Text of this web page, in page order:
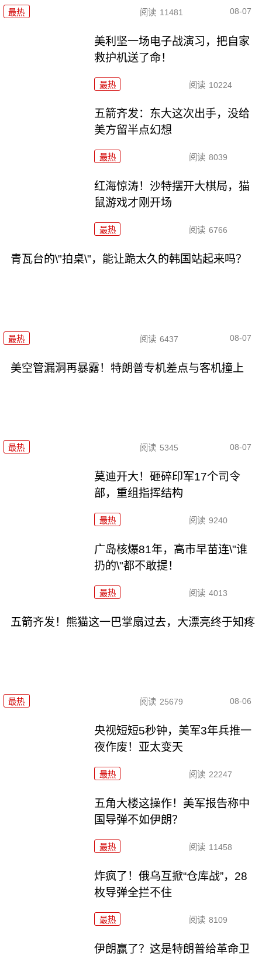
最热 阅读 11481 08-07
美利坚一场电子战演习，把自家
救护机送了命！
最热 阅读 10224
五箭齐发：东大这次出手，没给
美方留半点幻想
最热 阅读 8039
红海惊涛！沙特摆开大棋局，猫
鼠游戏才刚开场
最热 阅读 6766
青瓦台的\"拍桌\"，能让跪太久的韩国站起来吗？
最热 阅读 6437 08-07
美空管漏洞再暴露！特朗普专机差点与客机撞上
最热 阅读 5345 08-07
莫迪开大！砸碎印军17个司令
部，重组指挥结构
最热 阅读 9240
广岛核爆81年，高市早苗连\"谁
扔的\"都不敢提！
最热 阅读 4013
五箭齐发！熊猫这一巴掌扇过去，大漂亮终于知疼
最热 阅读 25679 08-06
央视短短5秒钟，美军3年兵推一
夜作废！亚太变天
最热 阅读 22247
五角大楼这操作！美军报告称中
国导弹不如伊朗？
最热 阅读 11458
炸疯了！俄乌互掀“仓库战”，28
枚导弹全拦不住
最热 阅读 8109
伊朗赢了？这是特朗普给革命卫